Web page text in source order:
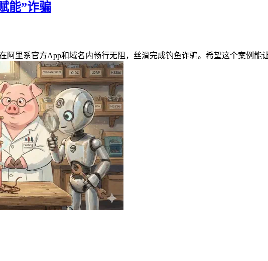
能”诈骗
阿里系官方App和域名内畅行无阻，丝滑完成钓鱼诈骗。希望这个案例能